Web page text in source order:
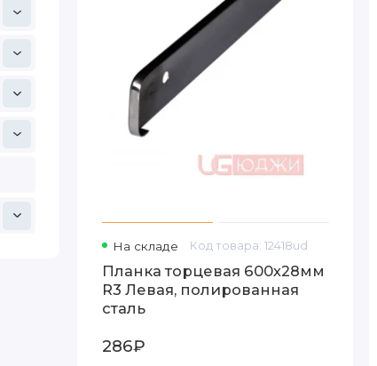
На складе Код товара: 12418ud
Планка торцевая 600х28мм
R3 Левая, полированная
сталь
286₽